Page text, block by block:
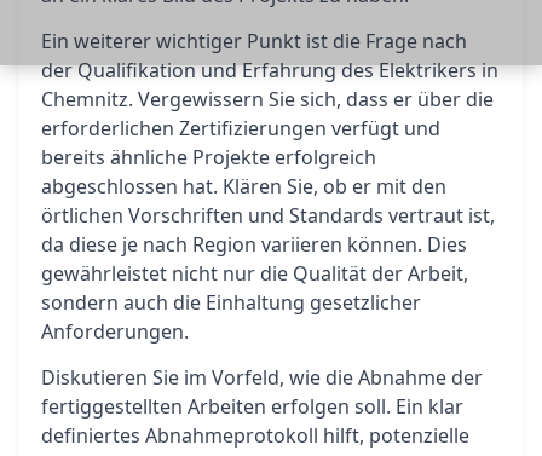
Ein weiterer wichtiger Punkt ist die Frage nach
der Qualifikation und Erfahrung des Elektrikers in
Chemnitz. Vergewissern Sie sich, dass er über die
erforderlichen Zertifizierungen verfügt und
bereits ähnliche Projekte erfolgreich
abgeschlossen hat. Klären Sie, ob er mit den
örtlichen Vorschriften und Standards vertraut ist,
da diese je nach Region variieren können. Dies
gewährleistet nicht nur die Qualität der Arbeit,
sondern auch die Einhaltung gesetzlicher
Anforderungen.
Diskutieren Sie im Vorfeld, wie die Abnahme der
fertiggestellten Arbeiten erfolgen soll. Ein klar
definiertes Abnahmeprotokoll hilft, potenzielle